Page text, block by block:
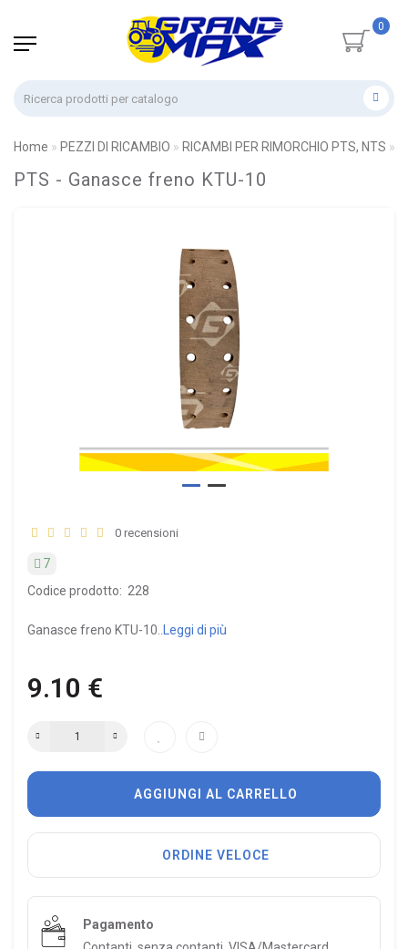
0
Home PEZZI DI RICAMBIO RICAMBI PER RIMORCHIO PTS, NTS
PTS - Ganasce freno KTU-10
0 recensioni
7
Codice prodotto: 228
Ganasce freno KTU-10.. Leggi di più
9.10 €
AGGIUNGI AL CARRELLO
ORDINE VELOCE
Pagamento